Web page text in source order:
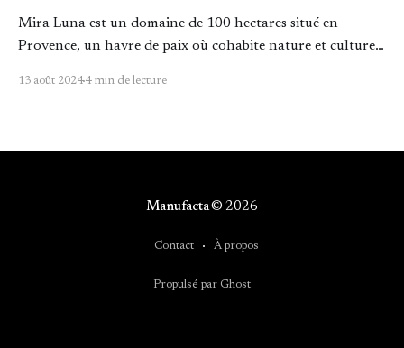
Mira Luna est un domaine de 100 hectares situé en
Provence, un havre de paix où cohabite nature et culture
13 août 2024 4 min de lecture
Manufacta© 2026
Contact À propos
Propulsé par Ghost